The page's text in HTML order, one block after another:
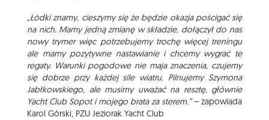
„Łódki znamy, cieszymy się że będzie okazja pościgać się
na nich. Mamy jedną zmianę w składzie, dołączył do nas
nowy trymer więc potrzebujemy trochę więcej treningu
ale mamy pozytywne nastawianie i chcemy wygrać te
regaty. Warunki pogodowe nie maja znaczenia, czujemy
się dobrze przy każdej sile wiatru. Pilnujemy Szymona
Jabłkowskiego, ale musimy uważać na resztę, głównie
Yacht Club Sopot i mojego brata za sterem.”– zapowiada
Karol Górski, PZU Jeziorak Yacht Club